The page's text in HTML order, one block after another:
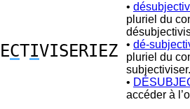
ECTIVISERIEZ
•
pluriel du
• dé-
pluriel du
subjectiviser.
•
accéder à